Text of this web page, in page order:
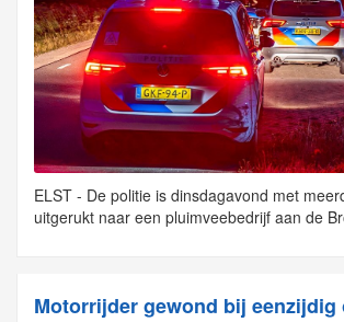
ELST - De politie is dinsdagavond met
uitgerukt naar een pluimveebedrijf aan de
Motorrijder gewond bij eenzijdig